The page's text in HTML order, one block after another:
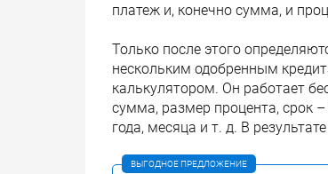
платеж и, конечно сумма, и
Только после этого
нескольким одобренным
калькулятором. Он работает
сумма, размер процента, срок
года, месяца и т. д. В
ВЫГОДНОЕ ПРЕДЛОЖЕНИЕ